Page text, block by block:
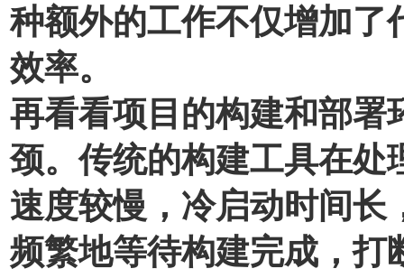
种额外的工作不仅增加了
效率。
再看看项目的构建和部署
颈。传统的构建工具在处
速度较慢，冷启动时间长
频繁地等待构建完成，打